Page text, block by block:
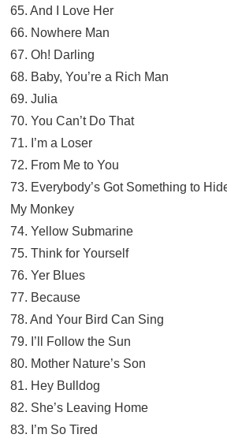
65. And I Love Her
66. Nowhere Man
67. Oh! Darling
68. Baby, You’re a Rich Man
69. Julia
70. You Can’t Do That
71. I’m a Loser
72. From Me to You
73. Everybody’s Got Something to
My Monkey
74. Yellow Submarine
75. Think for Yourself
76. Yer Blues
77. Because
78. And Your Bird Can Sing
79. I’ll Follow the Sun
80. Mother Nature’s Son
81. Hey Bulldog
82. She’s Leaving Home
83. I’m So Tired